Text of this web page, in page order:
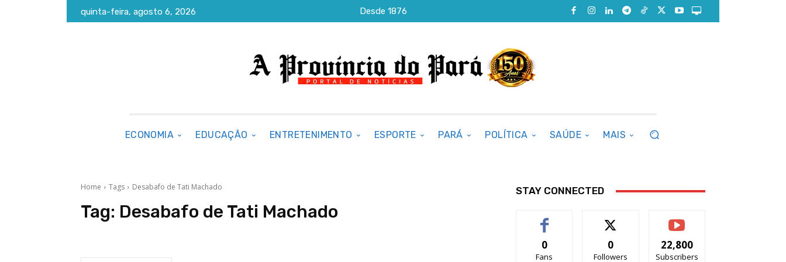
quinta-feira, agosto 6, 2026 Desde 1876
ECONOMIA EDUCAÇÃO ENTRETENIMENTO ESPORTE PARÁ POLÍTICA SAÚDE MAIS
Home Tags Desabafo de Tati Machado
Tag: Desabafo de Tati Machado
STAY CONNECTED
0
Fans
0
Followers
22,800
Subscribers